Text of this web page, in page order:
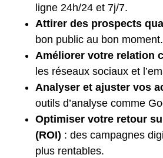
ligne 24h/24 et 7j/7.
Attirer des prospects
bon public au bon moment.
Améliorer votre relation
les réseaux sociaux et
Analyser et ajuster vos
outils d’analyse comme
Optimiser votre retour
(ROI) : des campagnes
plus rentables.